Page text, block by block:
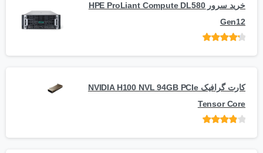
خرید سرور HPE ProLiant Compute DL580
Gen12
کارت گرافیک NVIDIA H100 NVL 94GB PCIe
Tensor Core
5